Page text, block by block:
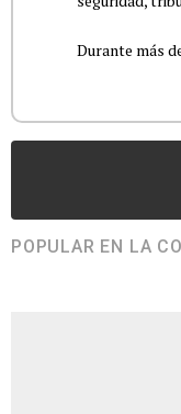
Durante más
POPULAR EN LA